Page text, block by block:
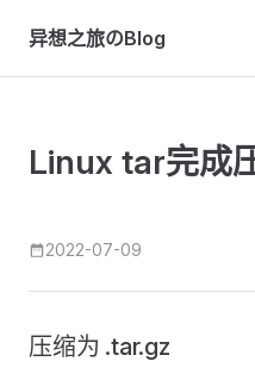
Skip to content
异想之旅のBlog
Linux tar完成
2022-07-09
压缩为 .tar.gz